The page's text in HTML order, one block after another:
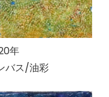
年
バス/油彩